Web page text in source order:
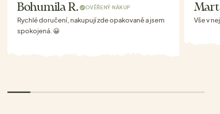
Bohumila R. OVĚŘENÝ NÁKUP
Rychlé doručení, nakupují zde opakovaně a jsem
spokojená. 😀
Vše v